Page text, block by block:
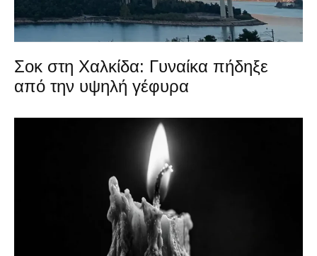
Σοκ στη Χαλκίδα: Γυναίκα πήδηξε
από την υψηλή γέφυρα